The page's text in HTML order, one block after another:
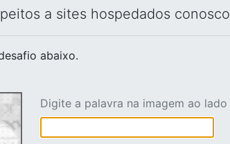
a sites hospedados
abaixo.
Digite a palavra na imagem ao